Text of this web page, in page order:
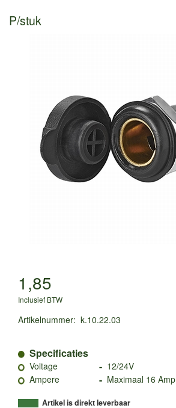
P/stuk
1,85
Inclusief BTW
Artikelnummer: k.10.22.03
Specificaties
Voltage - 12/24V
Ampere
- Maximaal 16 Amp
Artikel is direkt leverbaar